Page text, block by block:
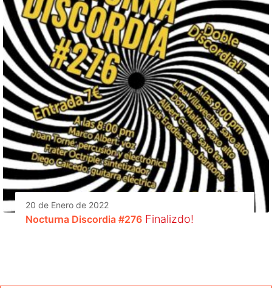
20 de Enero de 2022
Nocturna Discordia #276 Finalizdo!